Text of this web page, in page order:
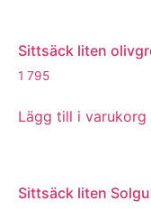
Sittsäck liten
1 795
Lägg till i varukorg
Sittsäck liten